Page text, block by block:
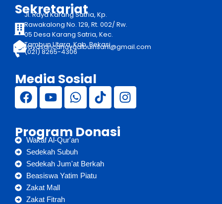
Sekretariat
Jl. Raya Karang Satria, Kp.
Rawakalong No. 129, Rt. 002/ Rw.
05 Desa Karang Satria, Kec.
Tambun Utara, Kab. Bekasi
yayasancahayqalbuinsani@gmail.com
(021) 8265-4306
Media Sosial
Program Donasi
Wakaf Al-Qur'an
Sedekah Subuh
Sedekah Jum'at Berkah
Beasiswa Yatim Piatu
Zakat Mall
Zakat Fitrah